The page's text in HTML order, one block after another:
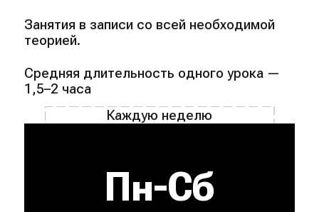
Занятия в записи со всей необходимой
теорией.
Средняя длительность одного урока —
1,5–2 часа
Каждую неделю
Пн-Сб